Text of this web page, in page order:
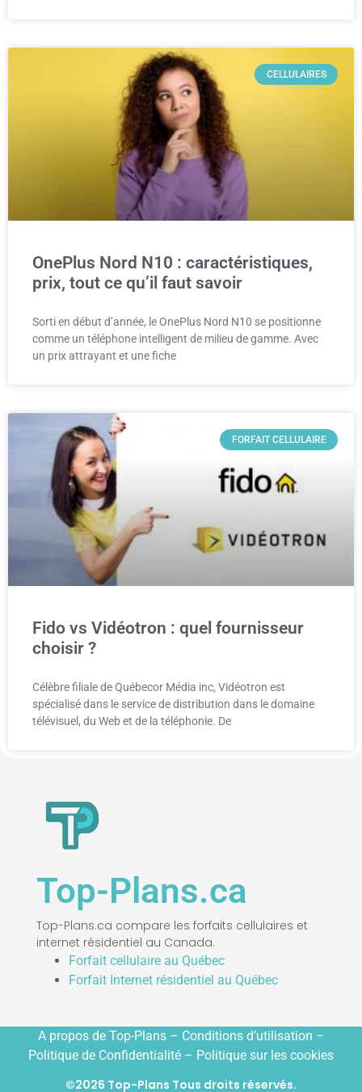
CELLULAIRES
OnePlus Nord N10 : caractéristiques,
prix, tout ce qu’il faut savoir
Sorti en début d’année, le OnePlus Nord N10 se positionne
comme un téléphone intelligent de milieu de gamme. Avec
un prix attrayant et une fiche
FORFAIT CELLULAIRE
Fido vs Vidéotron : quel fournisseur
choisir ?
Célèbre filiale de Québecor Média inc, Vidéotron est
spécialisé dans le service de distribution dans le domaine
télévisuel, du Web et de la téléphonie. De
Top-Plans.ca
Top-Plans.ca compare les forfaits cellulaires et
internet résidentiel au Canada.
Forfait cellulaire au Québec
Forfait Internet résidentiel au Québec
A propos de Top-Plans – Conditions d’utilisation –
Politique de Confidentialité – Politique sur les cookies
©2026 Top-Plans Tous droits réservés.